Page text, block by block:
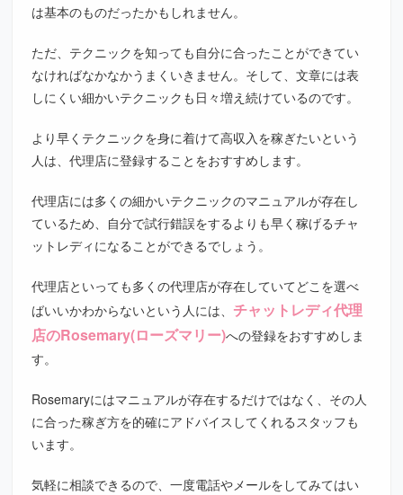
は基本のものだったかもしれません。
ただ、テクニックを知っても自分に合ったことができてい
なければなかなかうまくいきません。そして、文章には表
しにくい細かいテクニックも日々増え続けているのです。
より早くテクニックを身に着けて高収入を稼ぎたいという
人は、代理店に登録することをおすすめします。
代理店には多くの細かいテクニックのマニュアルが存在し
ているため、自分で試行錯誤をするよりも早く稼げるチャ
ットレディになることができるでしょう。
代理店といっても多くの代理店が存在していてどこを選べ
ばいいかわからないという人には、 チャットレディ代理
店のRosemary(ローズマリー)への登録をおすすめしま
す。
Rosemaryにはマニュアルが存在するだけではなく、その人
に合った稼ぎ方を的確にアドバイスしてくれるスタッフも
います。
気軽に相談できるので、一度電話やメールをしてみてはい